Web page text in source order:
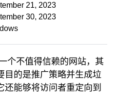
21, 2023
30, 2023
个不值得信赖的网站，其
目的是推广策略并生成垃
能够将访问者重定向到